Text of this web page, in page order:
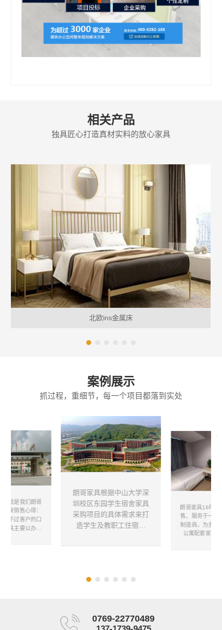
相关产品
独具匠心打造真材实料的放心家具
北欧ins金属床
案例展示
抓过程，重细节，每一个项目都落到实处
可就是我们朗哥
源泉销售心得：
抵不过客户的口
家具主要以办公
朗哥家具根据中山大学深
圳校区东园学生宿舍家具
采购项目的具体需求来打
造学生及教职工住宿环
其舒适性、安全耐用性与
能够有效为学生教师带来
朗哥家具16年集
售、服务于一体
制造商，为多家
公寓配套家具
0769-22770489